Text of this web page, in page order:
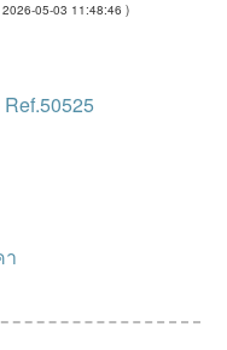
05-03 11:48:46 )
า